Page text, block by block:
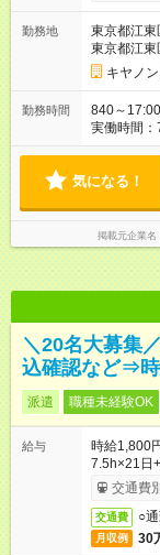
に数回のみ
発生した場
間】試用
勤務地
東京都江東
東京都江東
キヤノ
勤務時間
840～17:00
実働時間：7時間
※着任日は
て】 原則
気になる！
掲載元企業名
＼20名大募集
込確認など⇒時
派遣 職種未経験OK
給与
時給1,800
7.5h×21日
交通費
交通費 ○
月収例 30